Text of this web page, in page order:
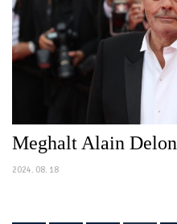
Meghalt Alain Delon
2024. 08. 18